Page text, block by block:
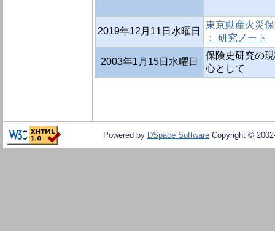
2019年12月11日水曜日
東京動産火災
： 研究ノート
2003年1月15日水曜日
保険史研究の
心として
Powered by DSpace Software Copyright ©